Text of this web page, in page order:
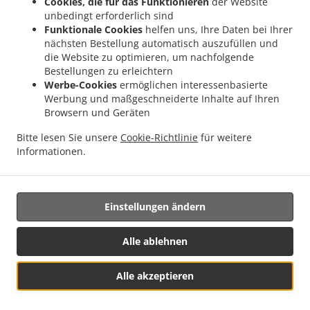
unbedingt erforderlich sind
Funktionale Cookies helfen uns, Ihre Daten bei Ihrer
nächsten Bestellung automatisch auszufüllen und
die Website zu optimieren, um nachfolgende
Bestellungen zu erleichtern
Werbe-Cookies ermöglichen interessenbasierte
Werbung und maßgeschneiderte Inhalte auf Ihren
Browsern und Geräten
Bitte lesen Sie unsere Cookie-Richtlinie für weitere
Informationen.
Alle akzeptieren
Alle ablehnen
Einstellungen ändern
Lieferservice Nonnweiler Primstal
Indisches Essen Lieferservice Nonnweiler
Indisches Essen Lieferservice Namborn Furschweiler
Namborn Güdesweiler
. Indisches Essen Lieferservice Namborn Eisweiler .
Indisches
Essen Lieferservice Namborn Hofeld-Mauschbach
. Indisches Essen Lieferservice
Namborn Hirstein . Indisches Essen Lieferservice Namborn Pinsweiler
Essen Lieferservice Namborn
. Indisches Essen Lieferservice Tholey Bergweiler
Indisches Essen Lieferservice Tholey Theley
.
Sankt Wendel Bliesen . Indisches Essen Lieferservice Sankt Wendel . Indisches Essen
mitnehmen und zum Liefern
Unterstützt von:
Online Foodor | info@onlinefoodor.com